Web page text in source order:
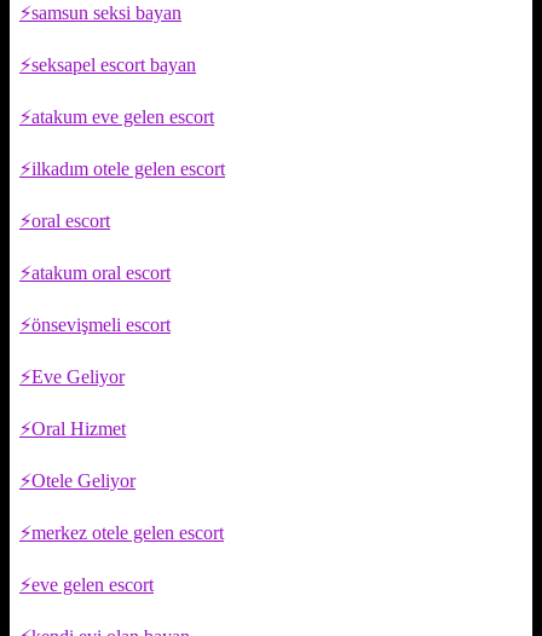
samsun seksi bayan
seksapel escort bayan
atakum eve gelen escort
ilkadım otele gelen escort
oral escort
atakum oral escort
önsevişmeli escort
Eve Geliyor
Oral Hizmet
Otele Geliyor
merkez otele gelen escort
eve gelen escort